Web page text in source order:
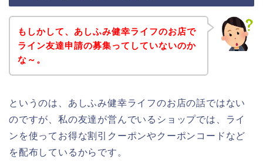
もしかして、あしふみ健幸ライフのお店で
ライン友達申請の募集ってしていないのか
な～。
というのは、あしふみ健幸ライフのお店の話ではない
のですが、私の友達が営んでいるショップでは、ライ
ンを使ってお得な割引クーポンやクーポンコードなど
を配布しているからです。